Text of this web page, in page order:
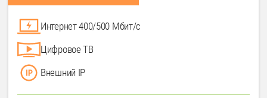
Интернет 400/500 Мбит/с
Цифровое ТВ
Внешний IP